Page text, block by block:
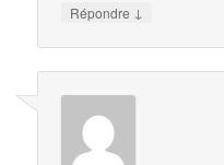
Répondre ↓